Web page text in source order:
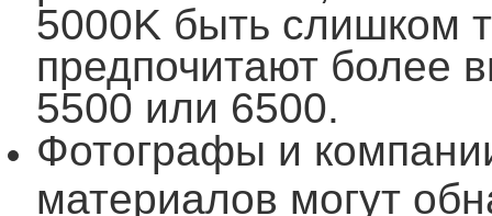
5000K быть слишком
предпочитают более
5500 или 6500.
Фотографы и
материалов могут